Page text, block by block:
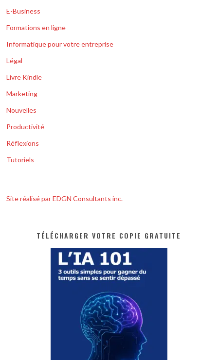
E-Business
Formations en ligne
Informatique pour votre entreprise
Légal
Livre Kindle
Marketing
Nouvelles
Productivité
Réflexions
Tutoriels
Site réalisé par EDGN Consultants inc.
TÉLÉCHARGER VOTRE COPIE GRATUITE